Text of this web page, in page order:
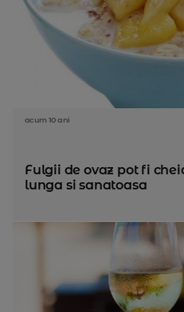
acum 10 ani
Fulgii de ovaz pot fi
lunga si sanatoasa